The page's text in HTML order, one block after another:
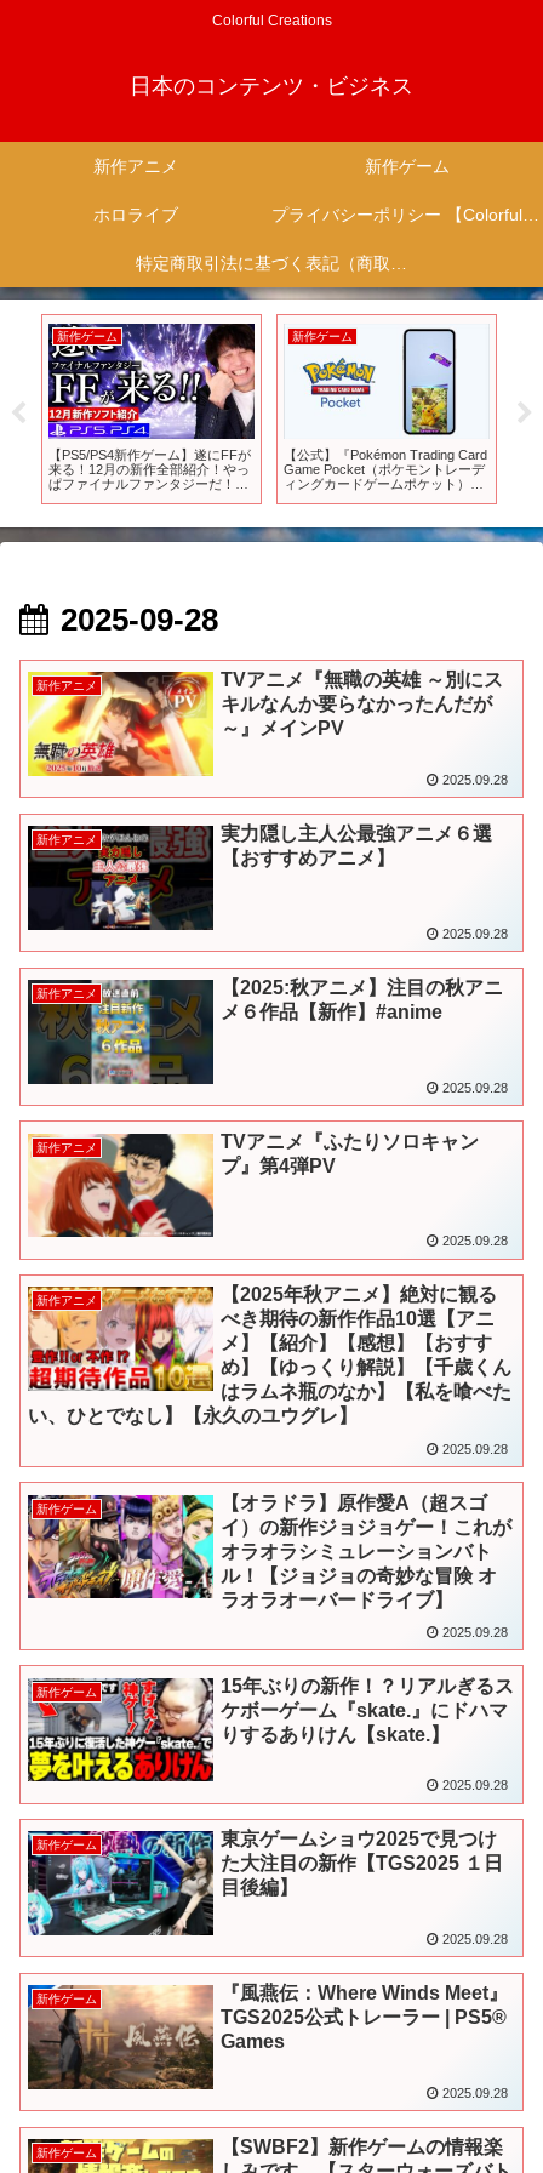
Colorful Creations
日本のコンテンツ・ビジネス
新作アニメ 新作ゲーム
ホロライブ プライバシーポリシー 【Colorful Creation】
特定商取引法に基づく表記（商取引に関する開示）
新作ゲーム
【PS5/PS4新作ゲーム】遂にFFが
来る！12月の新作全部紹介！やっ
ぱファイナルファンタジーだ！
新作ゲーム
【公式】『Pokémon Trading Card
Game Pocket（ポケモントレーデ
ィングカードゲームポケット）』
2025-09-28
新作アニメ
TVアニメ『無職の英雄 ～別にス
キルなんか要らなかったんだが
～』メインPV
2025.09.28
新作アニメ
実力隠し主人公最強アニメ６選
【おすすめアニメ】
2025.09.28
新作アニメ
【2025:秋アニメ】注目の秋アニ
メ６作品【新作】#anime
2025.09.28
新作アニメ
TVアニメ『ふたりソロキャン
プ』第4弾PV
2025.09.28
新作アニメ
【2025年秋アニメ】絶対に観る
べき期待の新作作品10選【アニ
メ】【紹介】【感想】【おすす
め】【ゆっくり解説】【千歳くん
はラムネ瓶のなか】【私を喰べた
い、ひとでなし】【永久のユウグレ】
2025.09.28
新作ゲーム
【オラドラ】原作愛A（超スゴ
イ）の新作ジョジョゲー！これが
オラオラシミュレーションバト
ル！【ジョジョの奇妙な冒険 オ
ラオラオーバードライブ】
2025.09.28
新作ゲーム
15年ぶりの新作！？リアルぎるス
ケボーゲーム『skate.』にドハマ
りするありけん【skate.】
2025.09.28
新作ゲーム
東京ゲームショウ2025で見つけ
た大注目の新作【TGS2025 １日
目後編】
2025.09.28
新作ゲーム
『風燕伝：Where Winds Meet』
TGS2025公式トレーラー | PS5®
Games
2025.09.28
新作ゲーム
【SWBF2】新作ゲームの情報楽